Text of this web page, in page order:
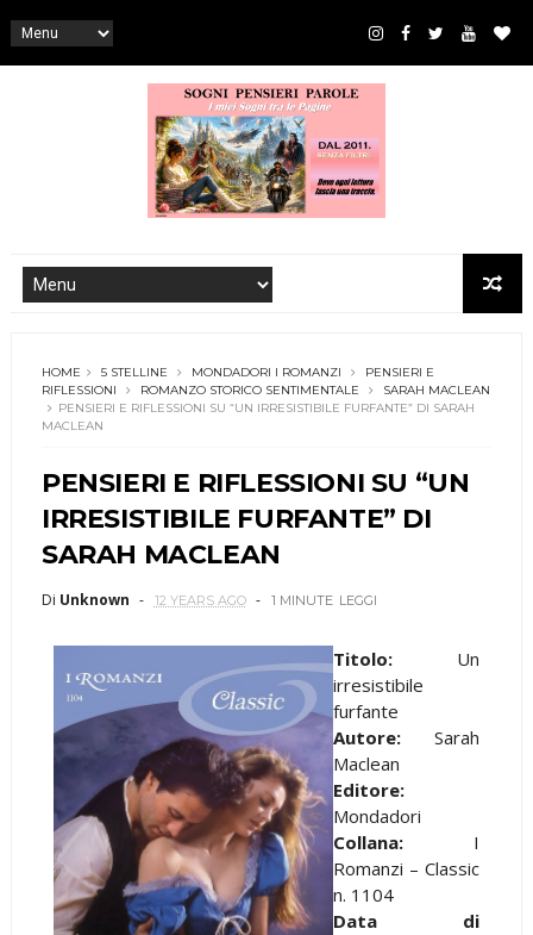
HOME 5 STELLINE MONDADORI I ROMANZI
PENSIERI E
RIFLESSIONI
ROMANZO STORICO SENTIMENTALE
SARAH MACLEAN
PENSIERI E RIFLESSIONI SU “UN IRRESISTIBILE FURFANTE” DI SARAH
MACLEAN
PENSIERI E RIFLESSIONI SU “UN
IRRESISTIBILE FURFANTE” DI
SARAH MACLEAN
Di Unknown 12 YEARS AGO 1 MINUTE LEGGI
Titolo: Un
irresistibile
furfante
Autore:Sarah
Maclean
Editore:
Mondadori
Collana:I
Romanzi – Classic
n. 1104
Data di